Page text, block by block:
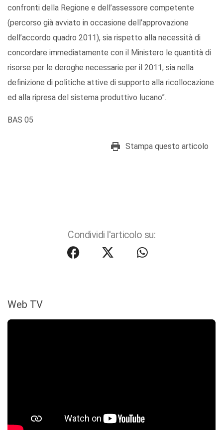
confronti della Regione e dell’assessore competente
(percorso già avviato in occasione dell’approvazione
dell’accordo quadro 2011), sia rispetto alla necessità di
concordare immediatamente con il Ministero le quantità di
risorse per le deroghe necessarie per il 2011, sia nella
definizione di politiche attive di supporto alla ricollocazione
ed alla ripresa del sistema produttivo lucano”.
BAS 05
Stampa questo articolo
Condividi l'articolo su:
Web TV